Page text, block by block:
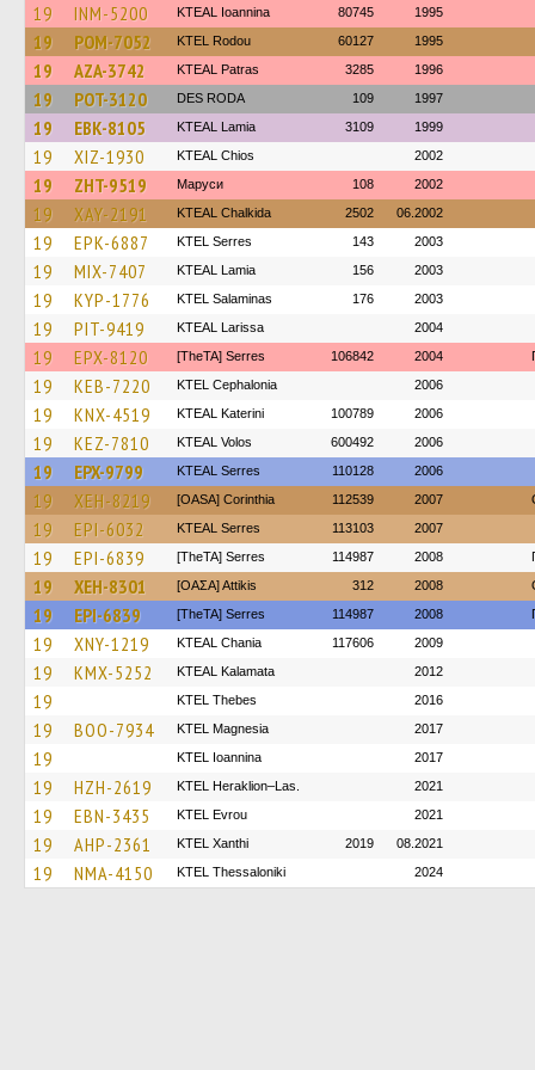
19 INM-5200 KTEAL Ioannina 80745 1995
19 POM-7052 ΚΤΕL Rodou 60127 1995
19 AZA-3742 KTEAL Patras 3285 1996
19 POT-3120 DES RODA 109 1997
19 EBK-8105 KTEAL Lamia 3109 1999
19 XIZ-1930 KTEAL Chios 2002
19 ZHT-9519 Маруси 108 2002
19 XAY-2191 KTEAL Chalkida 2502 06.2002
19 EPK-6887 KTEL Serres 143 2003
19 MIX-7407 KTEAL Lamia 156 2003
19 KYP-1776 KTEL Salaminas 176 2003
19 PIT-9419 KTEAL Larissa 2004
19 EPX-8120 [TheTA] Serres 106842 2004
19 KEB-7220 KTEL Cephalonia 2006
19 KNX-4519 KTEAL Katerini 100789 2006
19 KEZ-7810 KTEAL Volos 600492 2006
19 EPX-9799 KTEAL Serres 110128 2006
19 XEH-8219 [OASA] Corinthia 112539 2007
19 EPI-6032 KTEAL Serres 113103 2007
19 EPI-6839 [TheTA] Serres 114987 2008
19 XEH-8301 [ΟΑΣΑ] Αttikis 312 2008
19 EPI-6839 [TheTA] Serres 114987 2008
19 XNY-1219 KTEAL Chania 117606 2009
19 KMX-5252 KTEAL Kalamata 2012
19 KTEL Thebes 2016
19 BOO-7934 ΚΤΕL Magnesia 2017
19 KTEL Ioannina 2017
19 HZH-2619 KTEL Heraklion–Las. 2021
19 EBN-3435 KTEL Evrou 2021
19 AHP-2361 KTEL Xanthi 2019 08.2021
19 NMA-4150 KTEL Thessaloniki 2024